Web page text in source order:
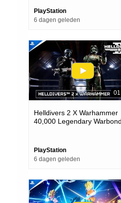
PlayStation
6 dagen geleden
Helldivers 2 X Warhammer
40,000 Legendary
PlayStation
6 dagen geleden